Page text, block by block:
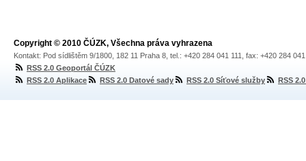
Copyright © 2010 ČÚZK, Všechna práva vyhrazena
Kontakt: Pod sídlištěm 9/1800, 182 11 Praha 8, tel.: +420 284 041 111, fax: +420 284
RSS 2.0 Geoportál ČÚZK
RSS 2.0 Aplikace
RSS 2.0 Datové sady RSS 2.0 Síťové služby RSS